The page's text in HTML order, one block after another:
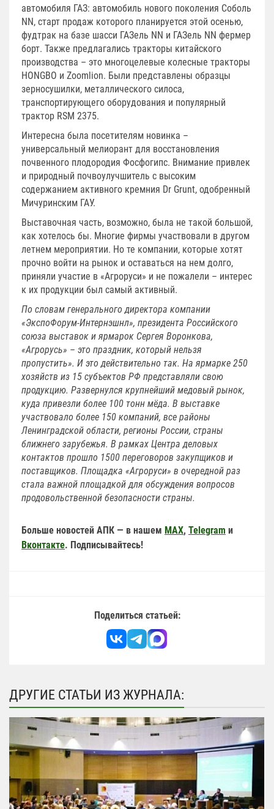
автомобиля ГАЗ: автомобиль нового поколения Соболь
NN, старт продаж которого планируется этой осенью,
фудтрак на базе шасси ГАЗель NN и ГАЗель NN фермер
борт. Также предлагались тракторы китайского
производства – это многоцелевые колесные тракторы
HONGBO и Zoomlion. Были представлены образцы
зерносушилки, металлического силоса,
транспортирующего оборудования и популярный
трактор RSM 2375.
Интересна была посетителям новинка –
универсальный мелиорант для восстановления
почвенного плодородия Фосфогипс. Внимание привлек
и природный почвоулучшитель с высоким
содержанием активного кремния Dr Grunt, одобренный
Мичуринским ГАУ.
Выставочная часть, возможно, была не такой большой,
как хотелось бы. Многие фирмы участвовали в другом
летнем мероприятии. Но те компании, которые хотят
прочно войти на рынок и оставаться на нем долго,
приняли участие в «Агроруси» и не пожалели – интерес
к их продукции был самый активный.
По словам генерального директора компании
«ЭкспоФорум-Интернэшнл», президента Российского
союза выставок и ярмарок Сергея Воронкова,
«Агрорусь» – это праздник, который нельзя
пропустить». И это действительно так. На ярмарке 250
хозяйств из 15 субъектов РФ представляли свою
продукцию. Развернулся крупнейший медовый рынок,
куда привезли более 100 тонн мёда. В выставке
участвовало более 150 компаний, все районы
Ленинградской области, регионы России, страны
ближнего зарубежья. В рамках Центра деловых
контактов прошло 1500 переговоров закупщиков и
поставщиков. Площадка «Агроруси» в очередной раз
стала важной площадкой для обсуждения вопросов
продовольственной безопасности страны.
Больше новостей АПК — в нашем MAX, Telegram и
Вконтакте. Подписывайтесь!
Поделиться статьей:
ДРУГИЕ СТАТЬИ ИЗ ЖУРНАЛА: